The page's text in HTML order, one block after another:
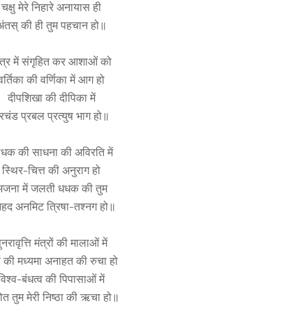
चक्षु मेरे निहारे अनायास ही
की ही तुम पहचान हो॥
में संगृहित कर आशाओं को
की वर्णिका में आग हो
दीपशिखा की दीपिका में
प्रबल प्रत्युष भाग हो॥
की साधना की अविरति में
स्थिर-चित्त की अनुराग हो
में जलती धधक की तुम
अनमिट त्रिषा-तश्नग हो॥
मंत्रों की मालाओं में
की मध्यमा अनाहत की रुचा हो
बंधत्व की पिपासाओं में
तुम मेरी निष्ठा की ऋचा हो॥